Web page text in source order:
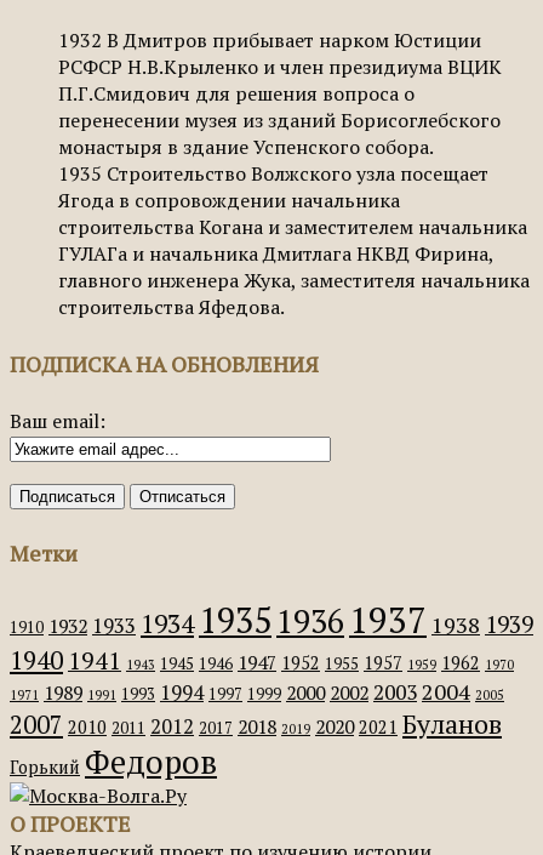
1932 В Дмитров прибывает нарком Юстиции
РСФСР Н.В.Крыленко и член президиума ВЦИК
П.Г.Смидович для решения вопроса о
перенесении музея из зданий Борисоглебского
монастыря в здание Успенского собора.
1935 Строительство Волжского узла посещает
Ягода в сопровождении начальника
строительства Когана и заместителем начальника
ГУЛАГа и начальника Дмитлага НКВД Фирина,
главного инженера Жука, заместителя начальника
строительства Яфедова.
ПОДПИСКА НА ОБНОВЛЕНИЯ
Ваш email:
Метки
1910 1932 1933 1934 1935 1936 1937 1938 1939
1940 1941 1943 1945 1946 1947 1952 1955 1957 1959 1962 1970
1971 1989 1991 1993 1994 1997 1999 2000 2002 2003 2004 2005
2007 2010 2011 2012 2017 2018 2019 2020 2021 Буланов
Горький Федоров
О ПРОЕКТЕ